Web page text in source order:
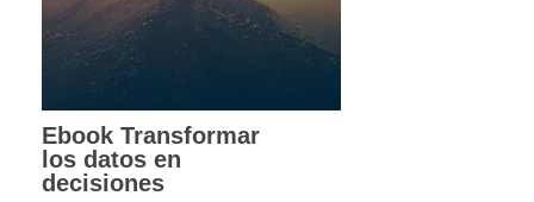
Ebook Transformar
los datos en
decisiones